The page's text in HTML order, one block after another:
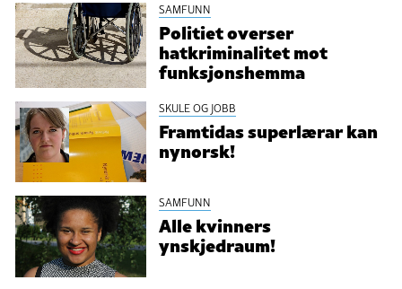
SAMFUNN
Politiet overser
hatkriminalitet mot
funksjonshemma
SKULE OG JOBB
Framtidas superlærar kan
nynorsk!
SAMFUNN
Alle kvinners
ynskjedraum!